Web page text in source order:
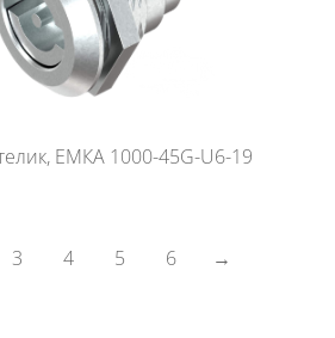
ЕМКА 1000-45G-U6-19
3 4 5 6 →